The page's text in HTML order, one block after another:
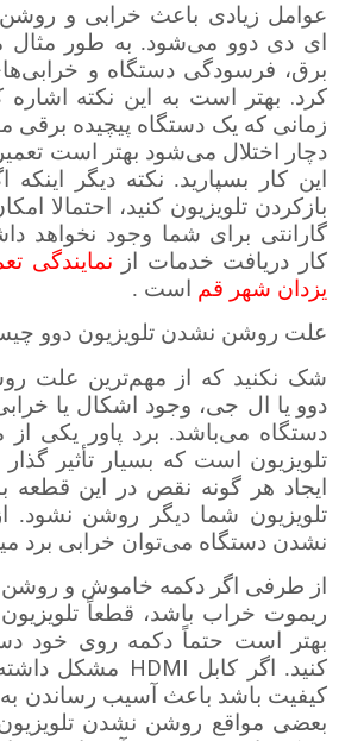
عوامل زیادی باعث خرابی و
ای دی دوو می‌شود. به طور مثال
برق، فرسودگی دستگاه و
کرد. بهتر است به این نکته
زمانی که یک دستگاه پیچیده برقی
دچار اختلال می‌شود بهتر است
این کار بسپارید. نکته دیگر اینکه
بازکردن تلویزیون کنید، احتمالا
گارانتی برای شما وجود نخواهد
کار دریافت خدمات از نمایندگی
یزدان شهر قم است .
علت روشن نشدن تلویزیون دوو
شک نکنید که از مهم‌ترین علت
دوو یا ال جی، وجود اشکال یا
دستگاه می‌باشد. برد پاور یکی
تلویزیون است که بسیار تأثیر
ایجاد هر گونه نقص در این قطعه
تلویزیون شما دیگر روشن نشود.
نشدن دستگاه می‌توان خرابی برد
از طرفی اگر دکمه خاموش و روشن
ریموت خراب باشد، قطعاً
بهتر است حتماً دکمه روی خود
کنید. اگر کابل HDMI مشکل
کیفیت باشد باعث آسیب رساندن
بعضی مواقع روشن نشدن تلویزیون